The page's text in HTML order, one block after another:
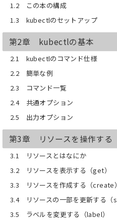
第14
付録A
付録B
付録C
1.2 この本の構成
1.3 kubectlのセットアップ
第2章 kubectlの基本
2.1 kubectlのコマンド仕様
2.2 簡単な例
2.3 コマンド一覧
2.4 共通オプション
2.5 出力オプション
第3章 リソースを操作する
3.1 リソースとはなにか
3.2 リソースを表示する（get）
3.3 リソースを作成する（create）
3.4 リソースの一部を更新する（
3.5 ラベルを変更する（label）